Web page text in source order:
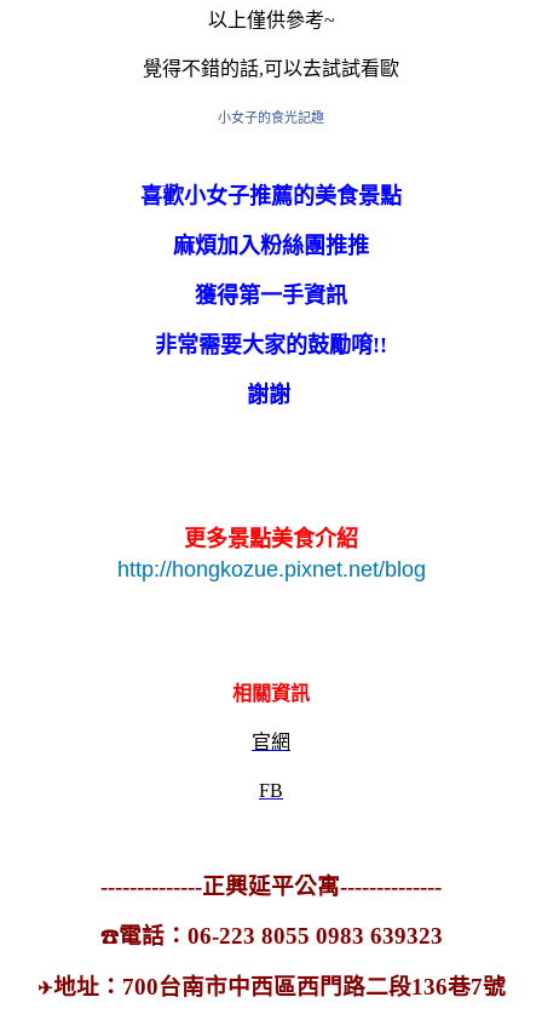
以上僅供參考~
覺得不錯的話,可以去試試看歐
小女子的食光記趣
喜歡小女子推薦的美食景點
麻煩加入粉絲團推推
獲得第一手資訊
非常需要大家的鼓勵唷!!
謝謝
更多景點美食介紹
http://hongkozue.pixnet.net/blog
相關資訊
官網
FB
--------------正興延平公寓--------------
☎電話：06-223 8055 0983 639323
✈地址：700台南市中西區西門路二段136巷7號